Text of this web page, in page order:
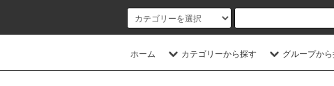
ホーム カテゴリーから探す グループか